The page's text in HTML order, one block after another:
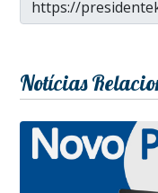
Notícias